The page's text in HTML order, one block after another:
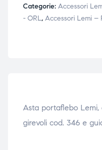
Categorie: Accessori
- ORL, Accessori Lemi –
Asta portaflebo
girevoli cod. 346 e